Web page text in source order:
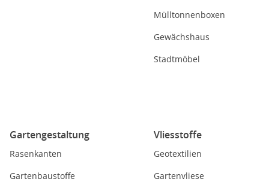
Mülltonnenboxen
Gewächshaus
Stadtmöbel
Gartengestaltung
Rasenkanten
Gartenbaustoffe
Vliesstoffe
Geotextilien
Gartenvliese